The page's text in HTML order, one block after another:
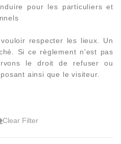
pour les particuliers et
respecter les lieux. Un
Si ce règlement n'est pas
le droit de refuser ou
ainsi que le visiteur.
Clear Filter